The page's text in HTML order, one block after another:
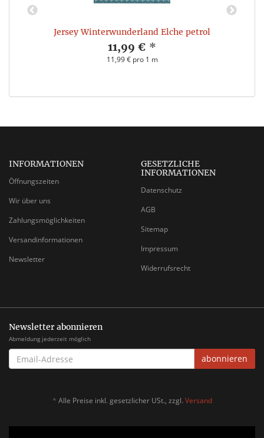
Jersey Winterwunderland Elche petrol
11,99 € *
11,99 € pro 1 m
INFORMATIONEN
Öffnungszeiten
Wir über uns
Zahlungsmöglichkeiten
Versandinformationen
Newsletter
GESETZLICHE
INFORMATIONEN
Datenschutz
AGB
Sitemap
Impressum
Widerrufsrecht
Newsletter abonnieren
Abmeldung jederzeit möglich
EMAIL-
ADRESSE
abonnieren
* Alle Preise inkl. gesetzlicher USt., zzgl. Versand